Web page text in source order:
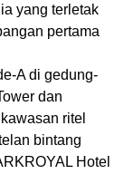
yang terletak
pertama
A di gedung-
dan
ritel
bintang
Hotel